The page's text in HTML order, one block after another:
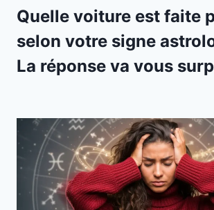
Quelle voiture est faite
selon votre signe
La réponse va vous